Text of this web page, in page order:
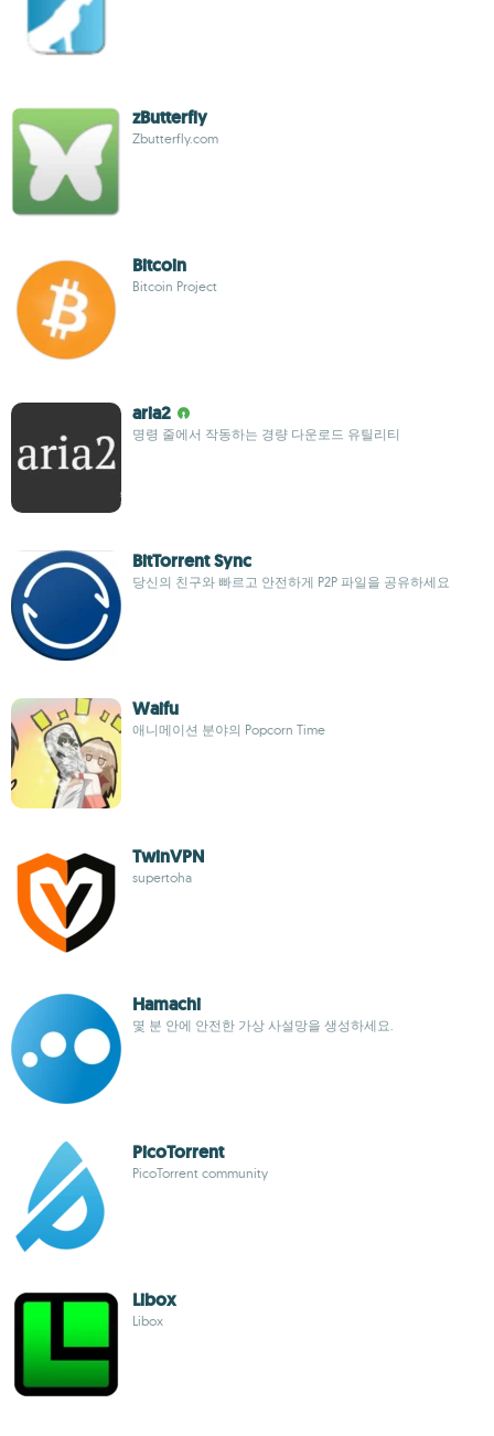
zButterfly
Zbutterfly.com
Bitcoin
Bitcoin Project
aria2
명령 줄에서 작동하는 경량 다운로드 유틸리티
BitTorrent Sync
당신의 친구와 빠르고 안전하게 P2P 파일을 공유하세요
Waifu
애니메이션 분야의 Popcorn Time
TwinVPN
supertoha
Hamachi
몇 분 안에 안전한 가상 사설망을 생성하세요.
PicoTorrent
PicoTorrent community
Libox
Libox